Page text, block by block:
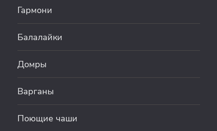
Гармони
Балалайки
Домры
Варганы
Поющие чаши